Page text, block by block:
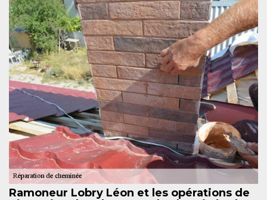
Ramoneur Lobry Léon et les opérations de